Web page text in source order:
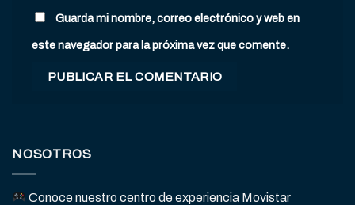
Guarda mi nombre, correo electrónico y web en
este navegador para la próxima vez que comente.
NOSOTROS
Conoce nuestro centro de experiencia Movistar